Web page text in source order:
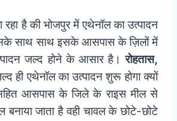
रहा है की भोजपुर में एथेनॉल का उत्पादन
साथ साथ इसके आसपास के ज़िलों में
जल्द होने के आसार है।रोहतास,
ही एथेनॉल का उत्पादन शुरू होगा क्यों
आसपास के जिले के राइस मील से
बनाया जाता है वही चावल के छोटे-छोटे